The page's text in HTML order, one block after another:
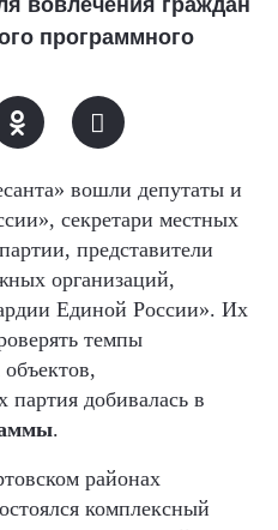
вовлечения граждан
программного
вошли депутаты и
секретари местных
представители
организаций,
Единой России». Их
темпы
добивалась в
.
районах
комплексный